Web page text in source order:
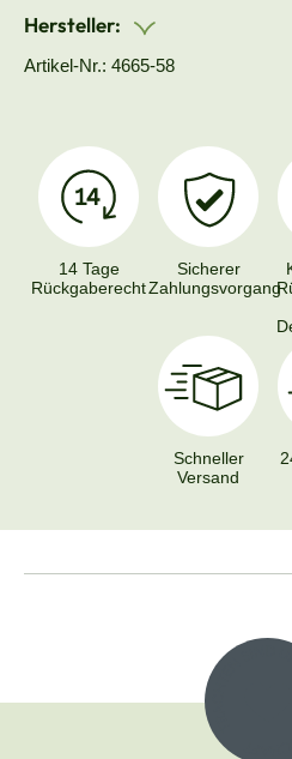
Hersteller:
Artikel-Nr.: 4665-58
14 Tage
Rückgaberecht
Sicherer
Zahlungsvorgang
Schneller
Versand